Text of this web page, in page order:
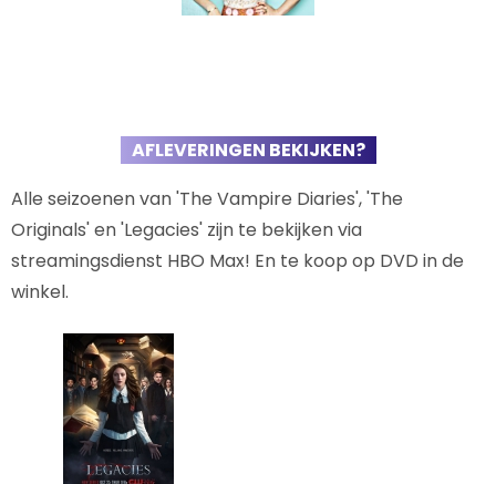
AFLEVERINGEN BEKIJKEN?
Alle seizoenen van 'The Vampire Diaries', 'The
Originals' en 'Legacies' zijn te bekijken via
streamingsdienst HBO Max! En te koop op DVD in de
winkel.